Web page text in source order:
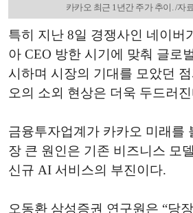
카카오 최근 1년간 주가 추이. /자
특히 지난 8일 경쟁사인 네이버
아 CEO 방한 시기에 맞춰 글로
시하며 시장의 기대를 모았던
오의 소외 현상은 더욱 두드러
금융투자업계가 카카오 미래를
장 큰 원인은 기존 비즈니스 모
신규 AI 서비스의 부진이다.
오동환 삼성증권 연구원은 “당